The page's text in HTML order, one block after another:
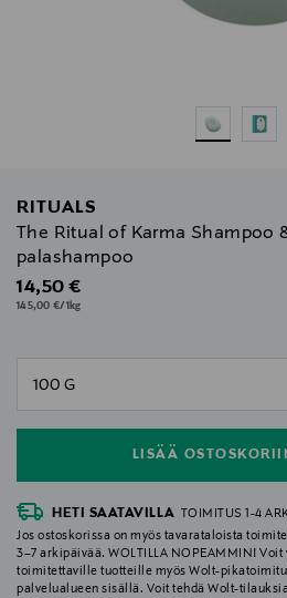
RITUALS
The Ritual of Karma Shampoo
palashampoo
Original Price
14,50 €
145,00 €/1kg
LISÄÄ
HETI SAATAVILLA
TOIMITUS 1-4
Jos ostoskorissa on myös tavarataloista
3–7 arkipäivää. WOLTILLA NOPEAMMIN!
toimitettaville tuotteille myös Wolt-
palvelualueen sisällä. Voit tehdä Wolt-